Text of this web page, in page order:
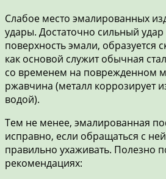
Слабое место эмалированных
удары. Достаточно сильный
поверхность эмали, образуется
как основой служит обычная
со временем на поврежденном
ржавчина (металл коррозирует
водой).
Тем не менее, эмалированная
исправно, если обращаться с
правильно ухаживать. Полезно
рекомендациях: